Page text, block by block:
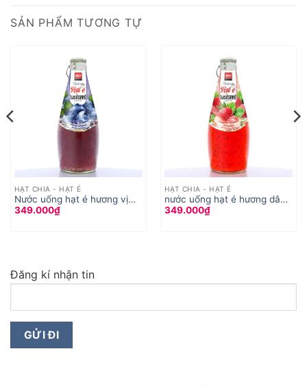
SẢN PHẨM TƯƠNG TỰ
HẠT CHIA - HẠT É
Nước uống hạt é hương vị
việt quất 290ml
349.000₫
HẠT CHIA - HẠT É
nước uống hạt é hương dâu
290ml
349.000₫
Đăng kí nhận tin